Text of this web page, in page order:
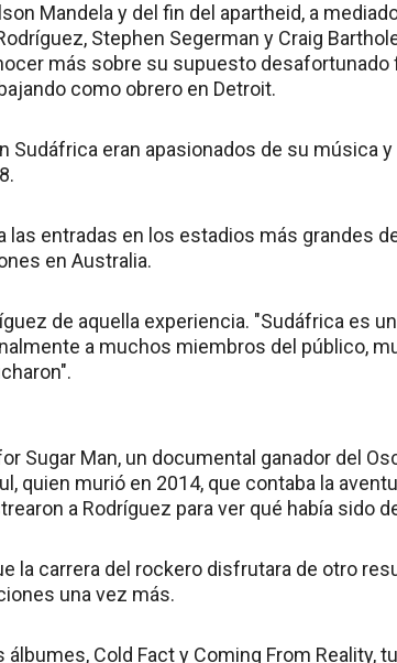
Mandela y del fin del apartheid, a
Stephen Segerman y Craig
más sobre su supuesto desafortunado
como obrero en Detroit.
Sudáfrica eran apasionados de su música
las entradas en los estadios más grandes
en Australia.
de aquella experiencia. "Sudáfrica es
a muchos miembros del público,
Sugar Man, un documental ganador del
quien murió en 2014, que contaba la
a Rodríguez para ver qué había sido
la carrera del rockero disfrutara de otro
una vez más.
Cold Fact y Coming From Reality,